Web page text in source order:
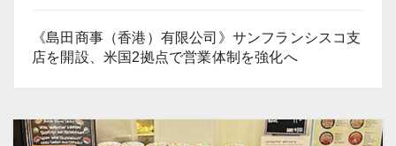
《島田商事（香港）有限公司》サンフランシスコ支
店を開設、米国2拠点で営業体制を強化へ